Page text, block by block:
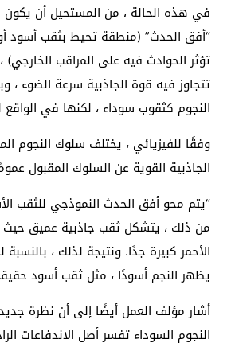
في هذه الحالة ، من المستحيل أن
“أفق الحدث” (منطقة تحيط بثقب أسود
تؤثر الحوادث فيه على المراقب الخارجي)
تتجاوز فيه قوة الجاذبية سرعة الضوء ،
النجوم كثقوب سوداء ، لكنها في
وفقًا للفيزيائي ، يختلف سلوك النجوم
الجاذبية القوية عن السلوك المقبول
“يتم محو أفق الحدث النموذجي للثقب
من ذلك ، يتشكل ثقب جاذبية عميق حيث
الأحمر كبيرة جدًا. ونتيجة لذلك ،
يظهر النجم أسودًا ، مثل ثقب أسود
أشار مؤلف العمل أيضًا إلى أن نظرة
النجوم السوداء تفسر أصل الاندفاعات